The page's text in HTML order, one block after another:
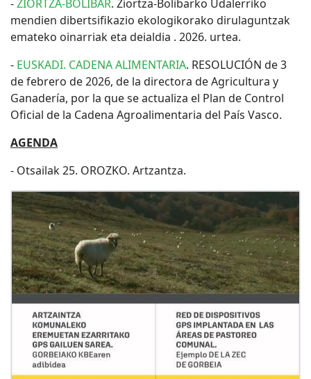
-ZIORTZA-BOLIBAR. Ziortza-Bolibarko Udalerriko
mendien dibertsifikazio ekologikorako dirulaguntzak
emateko oinarriak eta deialdia . 2026. urtea.
- EUSKADI. CADENA ALIMENTARIA. RESOLUCIÓN de 3
de febrero de 2026, de la directora de Agricultura y
Ganadería, por la que se actualiza el Plan de Control
Oficial de la Cadena Agroalimentaria del País Vasco.
AGENDA
- Otsailak 25. OROZKO. Artzantza.